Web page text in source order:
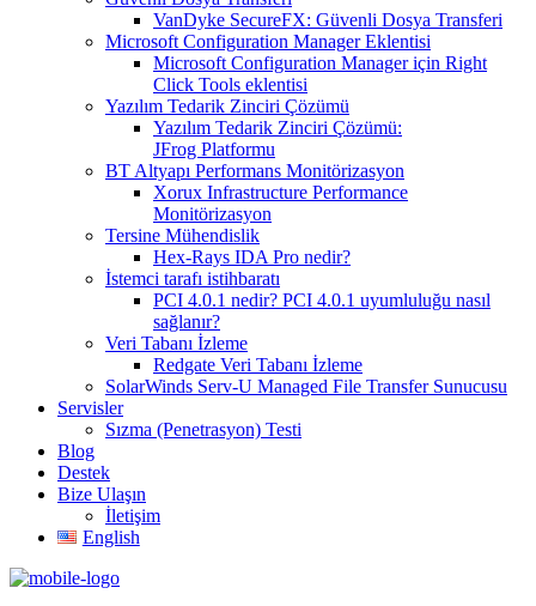
VanDyke SecureFX: Güvenli Dosya Transferi
Microsoft Configuration Manager Eklentisi
Microsoft Configuration Manager için Right
Click Tools eklentisi
Yazılım Tedarik Zinciri Çözümü
Yazılım Tedarik Zinciri Çözümü:
JFrog Platformu
BT Altyapı Performans Monitörizasyon
Xorux Infrastructure Performance
Monitörizasyon
Tersine Mühendislik
Hex-Rays IDA Pro nedir?
İstemci tarafı istihbaratı
PCI 4.0.1 nedir? PCI 4.0.1 uyumluluğu nasıl
sağlanır?
Veri Tabanı İzleme
Redgate Veri Tabanı İzleme
SolarWinds Serv-U Managed File Transfer Sunucusu
Servisler
Sızma (Penetrasyon) Testi
Blog
Destek
Bize Ulaşın
İletişim
English